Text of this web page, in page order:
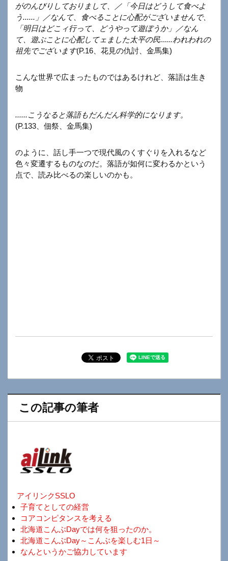
がのんびりしておりまして、／「今日はどうして食べよ
う......」／なんて、食べることに心配がございませんで、
「明日はどこィ行って、どうやって遊ぼうか」／なん
て、遊ぶことに心配してェました太平の民......われわれの
祖先でございます(P.16、花見の仇討、金馬集)
こんな世界で広まったものではあるけれど、落語は生き
物
......こうなると落語もだんだん科学的になります。
(P.133、佃祭、金馬集)
のように、話し手一つで現代風のくすぐりを入れるなど
色々変遷するものなのだ。落語が如何に変わるかという
点で、読み比べるの楽しいのかも。
この記事の筆者
アイリンクSSLO
子育てとしての経営
コアコンピタンスを考える
北海道こんぶDayでは何を狙ったのか。
北海道こんぶDay～こんぶを楽しむ1日～
なんというかご協力しています